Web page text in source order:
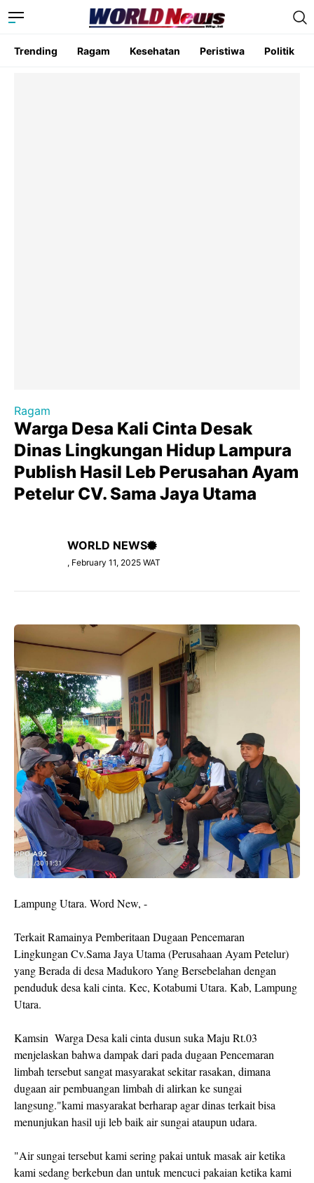
Trending Ragam Kesehatan Peristiwa Politik
Ragam
Warga Desa Kali Cinta Desak
Dinas Lingkungan Hidup Lampura
Publish Hasil Leb Perusahan Ayam
Petelur CV. Sama Jaya Utama
WORLD NEWS
, February 11, 2025 WAT
Lampung Utara. Word New, -
Terkait Ramainya Pemberitaan Dugaan Pencemaran
Lingkungan Cv.Sama Jaya Utama (Perusahaan Ayam Petelur)
yang Berada di desa Madukoro Yang Bersebelahan dengan
penduduk desa kali cinta. Kec, Kotabumi Utara. Kab, Lampung
Utara.
Kamsin Warga Desa kali cinta dusun suka Maju Rt.03
menjelaskan bahwa dampak dari pada dugaan Pencemaran
limbah tersebut sangat masyarakat sekitar rasakan, dimana
dugaan air pembuangan limbah di alirkan ke sungai
langsung."kami masyarakat berharap agar dinas terkait bisa
menunjukan hasil uji leb baik air sungai ataupun udara.
"Air sungai tersebut kami sering pakai untuk masak air ketika
kami sedang berkebun dan untuk mencuci pakaian ketika kami